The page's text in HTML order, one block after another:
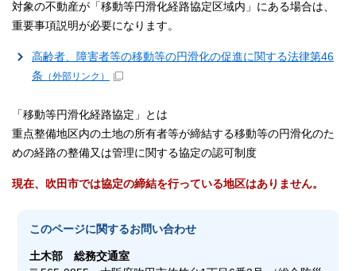
対象の不動産が「移動等円滑化経路協定区域内」にある場合は、
重要事項説明が必要になります。
高齢者、障害者等の移動等の円滑化の促進に関する法律第46
条 （外部リンク）
「移動等円滑化経路協定」とは
重点整備地区内の土地の所有者等が締結する移動等の円滑化のた
めの経路の整備又は管理に関する協定の認可制度
現在、吹田市では協定の締結を行っている地区はありません。
このページに関するお問い合わせ
土木部総務交通室